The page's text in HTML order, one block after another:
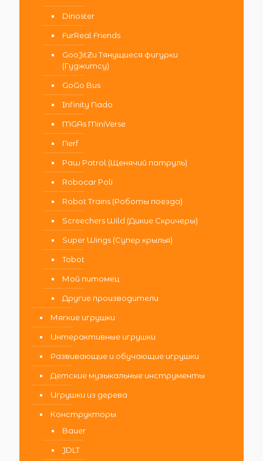
Dinoster
FurReal Friends
GooJitZu Тянущиеся фигурки
(Гуджитсу)
GoGo Bus
Infinity Nado
MGAs MiniVerse
Nerf
Paw Patrol (Щенячий патруль)
Robocar Poli
Robot Trains (Роботы поезда)
Screechers Wild (Дикие Скричеры)
Super Wings (Супер крылья)
Tobot
Мой питомец
Другие производители
Мягкие игрушки
Интерактивные игрушки
Развивающие и обучающие игрушки
Детские музыкальные инструменты
Игрушки из дерева
Конструкторы
Bauer
JDLT